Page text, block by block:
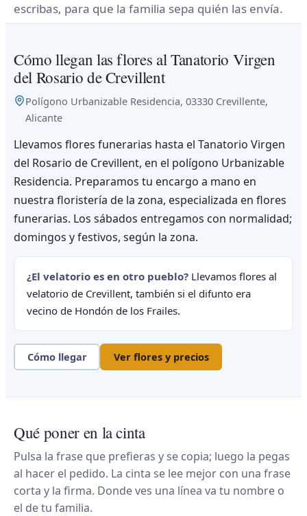
escribas, para que la familia sepa quién las envía.
Cómo llegan las flores al Tanatorio Virgen
del Rosario de Crevillent
Polígono Urbanizable Residencia, 03330 Crevillente,
Alicante
Llevamos flores funerarias hasta el Tanatorio Virgen
del Rosario de Crevillent, en el polígono Urbanizable
Residencia. Preparamos tu encargo a mano en
nuestra floristería de la zona, especializada en flores
funerarias. Los sábados entregamos con normalidad;
domingos y festivos, según la zona.
¿El velatorio es en otro pueblo? Llevamos flores al
velatorio de Crevillent, también si el difunto era
vecino de Hondón de los Frailes.
Cómo llegar Ver flores y precios
Qué poner en la cinta
Pulsa la frase que prefieras y se copia; luego la pegas
al hacer el pedido. La cinta se lee mejor con una frase
corta y la firma. Donde ves una línea va tu nombre o
el de tu familia.